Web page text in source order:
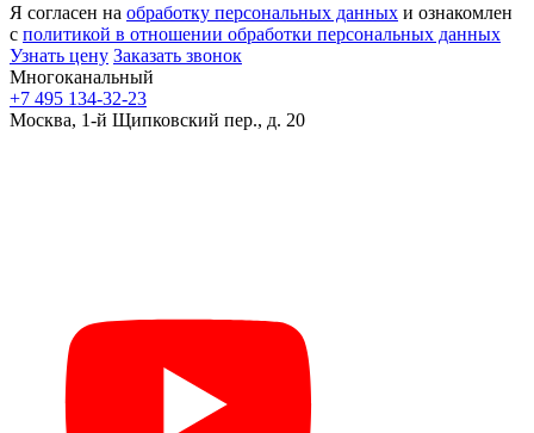
Я согласен на обработку персональных данных и ознакомлен
с политикой в отношении обработки персональных данных
Узнать цену Заказать звонок
Многоканальный
+7 495 134-32-23
Москва, 1-й Щипковский пер., д. 20